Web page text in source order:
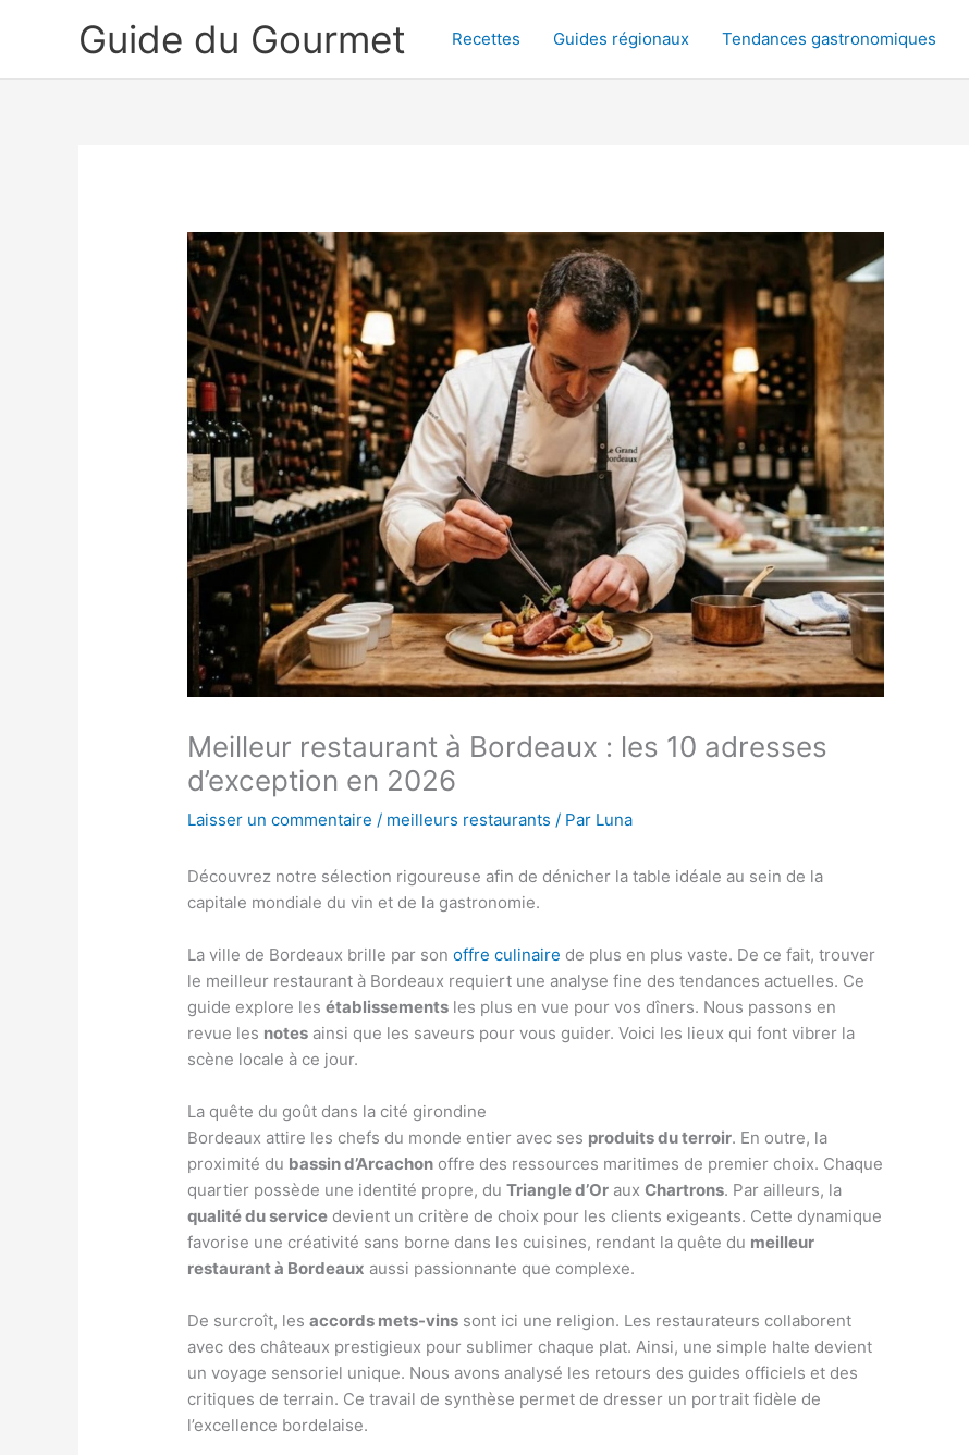
Guide du Gourmet Recettes Guides régionaux Tendances gastronomiques
Meilleur restaurant à Bordeaux : les 10 adresses
d’exception en 2026
Laisser un commentaire / meilleurs restaurants / Par Luna
Découvrez notre sélection rigoureuse afin de dénicher la table idéale au sein de la
capitale mondiale du vin et de la gastronomie.
La ville de Bordeaux brille par sonoffre culinaire de plus en plus vaste. De ce fait, trouver
le meilleur restaurant à Bordeaux requiert une analyse fine des tendances actuelles. Ce
guide explore lesétablissements les plus en vue pour vos dîners. Nous passons en
revue les notes ainsi que les saveurs pour vous guider. Voici les lieux qui font vibrer la
scène locale à ce jour.
La quête du goût dans la cité girondine
Bordeaux attire les chefs du monde entier avec ses produits du terroir. En outre, la
proximité du bassin d’Arcachon offre des ressources maritimes de premier choix. Chaque
quartier possède une identité propre, duTriangle d’Or auxChartrons. Par ailleurs, la
qualité du service devient un critère de choix pour les clients exigeants. Cette dynamique
favorise une créativité sans borne dans les cuisines, rendant la quête du meilleur
restaurant à Bordeaux aussi passionnante que complexe.
De surcroît, lesaccords mets-vins sont ici une religion. Les restaurateurs collaborent
avec des châteaux prestigieux pour sublimer chaque plat. Ainsi, une simple halte devient
un voyage sensoriel unique. Nous avons analysé les retours des guides officiels et des
critiques de terrain. Ce travail de synthèse permet de dresser un portrait fidèle de
l’excellence bordelaise.